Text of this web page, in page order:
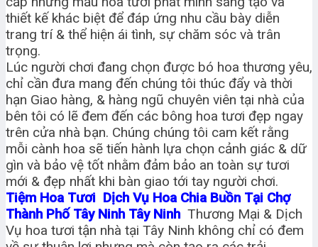
thiết kế khác biệt để đáp ứng nhu cầu bày diễn
trang trí & thể hiện ái tình, sự chăm sóc và trân
trọng.
Lúc người chơi đang chọn được bó hoa thương yêu,
chỉ cần đưa mang đến chúng tôi thúc đẩy và thời
hạn Giao hàng, & hàng ngũ chuyên viên tại nhà của
bên tôi có lẽ đem đến các bông hoa tươi đẹp ngay
trên cửa nhà bạn. Chúng chúng tôi cam kết rằng
mỗi cành hoa sẽ tiến hành lựa chọn cảnh giác & dữ
gìn và bảo vệ tốt nhằm đảm bảo an toàn sự tươi
mới & đẹp nhất khi bàn giao tới tay người chơi.
Tiệm Hoa Tươi Dịch Vụ Hoa Chia Buồn Tại Chợ
Thành Phố Tây Ninh Tây Ninh Thương Mại & Dịch
Vụ hoa tươi tận nhà tại Tây Ninh không chỉ có đem